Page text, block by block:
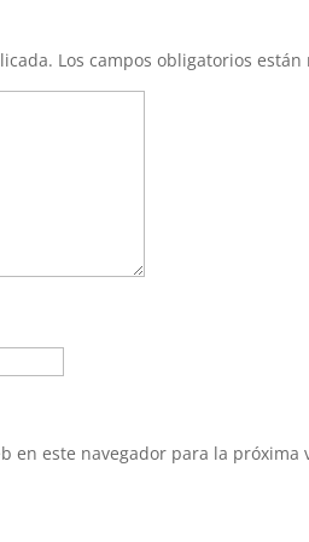
Los campos obligatorios
en este navegador para la próxima